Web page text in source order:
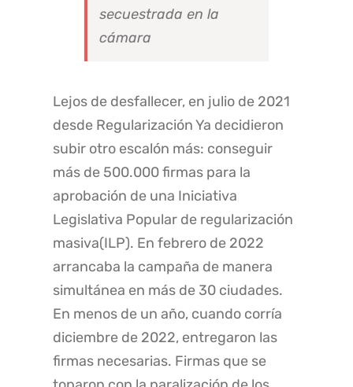
secuestrada en la
cámara
Lejos de desfallecer, en julio de 2021
desde Regularización Ya decidieron
subir otro escalón más: conseguir
más de 500.000 firmas para la
aprobación de una Iniciativa
Legislativa Popular de regularización
masiva(ILP). En febrero de 2022
arrancaba la campaña de manera
simultánea en más de 30 ciudades.
En menos de un año, cuando corría
diciembre de 2022, entregaron las
firmas necesarias. Firmas que se